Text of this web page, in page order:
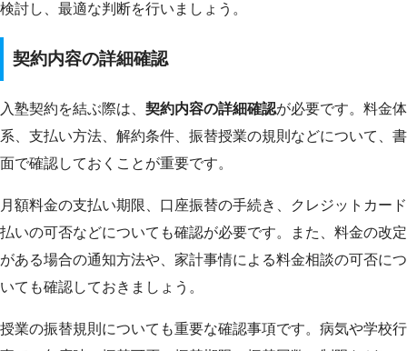
検討し、最適な判断を行いましょう。
契約内容の詳細確認
入塾契約を結ぶ際は、 契約内容の詳細確認が必要です。料金体
系、支払い方法、解約条件、振替授業の規則などについて、書
面で確認しておくことが重要です。
月額料金の支払い期限、口座振替の手続き、クレジットカード
払いの可否などについても確認が必要です。また、料金の改定
がある場合の通知方法や、家計事情による料金相談の可否につ
いても確認しておきましょう。
授業の振替規則についても重要な確認事項です。病気や学校行